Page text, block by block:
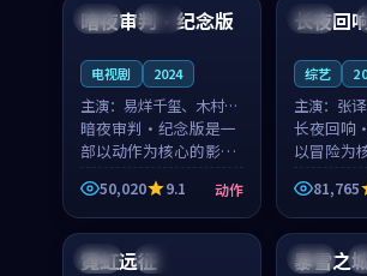
中国 高分
暗夜审判·纪念版
电视剧 2024
主演： 易烊千玺、木村拓
哉 等
暗夜审判·纪念版是一
部以动作为核心的影视
作品，围绕危机、反转
与人物成长展开，整体
节奏紧凑，值得推荐观
看。
50,020 9.1 动作
泰国
长夜回
综艺
主演： 张
长夜回响
以冒险为
品，围绕
人物成长
奏紧凑，
81,765
日本 高分
霓虹远征 法国
暴雪之